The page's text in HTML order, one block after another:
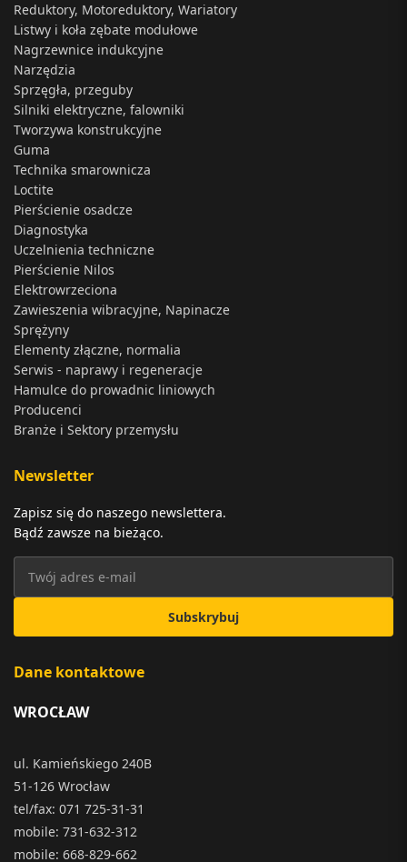
Reduktory, Motoreduktory, Wariatory
Listwy i koła zębate modułowe
Nagrzewnice indukcyjne
Narzędzia
Sprzęgła, przeguby
Silniki elektryczne, falowniki
Tworzywa konstrukcyjne
Guma
Technika smarownicza
Loctite
Pierścienie osadcze
Diagnostyka
Uczelnienia techniczne
Pierścienie Nilos
Elektrowrzeciona
Zawieszenia wibracyjne, Napinacze
Sprężyny
Elementy złączne, normalia
Serwis - naprawy i regeneracje
Hamulce do prowadnic liniowych
Producenci
Branże i Sektory przemysłu
Newsletter
Zapisz się do naszego newslettera.
Bądź zawsze na bieżąco.
Subskrybuj
Dane kontaktowe
WROCŁAW
ul. Kamieńskiego 240B
51-126 Wrocław
tel/fax: 071 725-31-31
mobile: 731-632-312
mobile: 668-829-662